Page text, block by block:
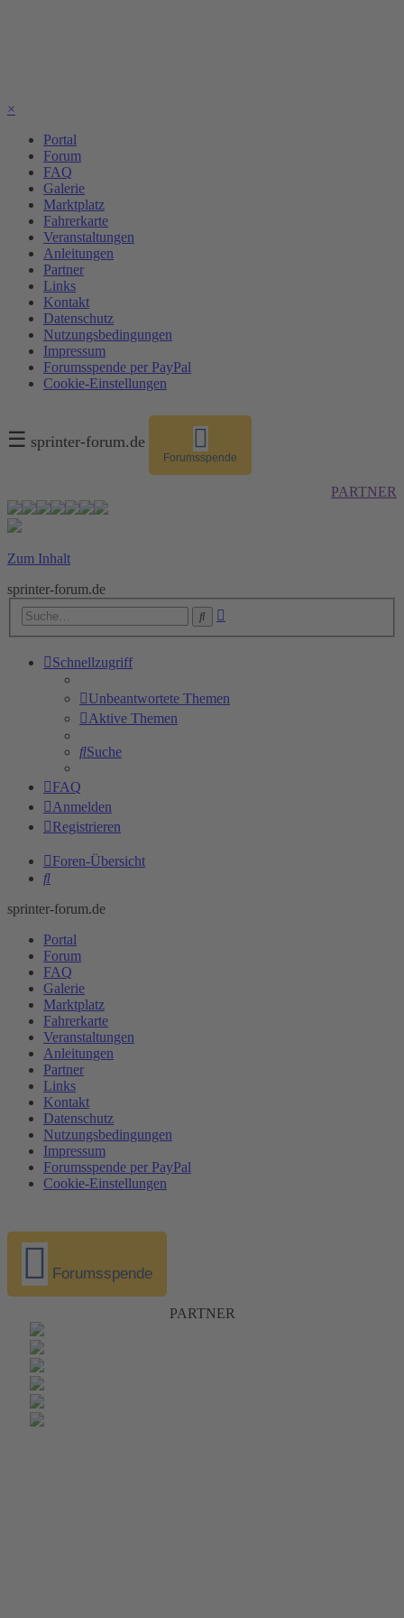
×
Portal
Forum
FAQ
Galerie
Marktplatz
Fahrerkarte
Veranstaltungen
Anleitungen
Partner
Links
Kontakt
Datenschutz
Nutzungsbedingungen
Impressum
Forumsspende per PayPal
Cookie-Einstellungen
☰ sprinter-forum.de
Forumsspende
PARTNER
Zum Inhalt
sprinter-forum.de
Suche
Schnellzugriff
Unbeantwortete Themen
Aktive Themen
Suche
FAQ
Anmelden
Registrieren
Foren-Übersicht
Suche
sprinter-forum.de
Portal
Forum
FAQ
Galerie
Marktplatz
Fahrerkarte
Veranstaltungen
Anleitungen
Partner
Links
Kontakt
Datenschutz
Nutzungsbedingungen
Impressum
Forumsspende per PayPal
Cookie-Einstellungen
Forumsspende
PARTNER